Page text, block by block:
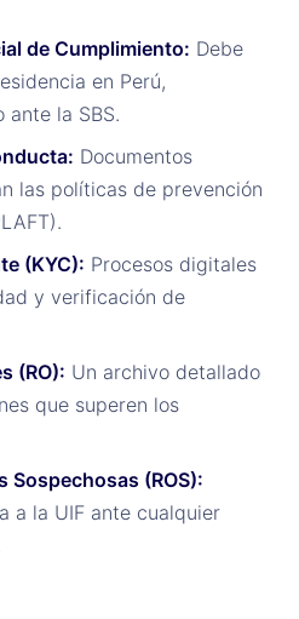
de Cumplimiento: Debe
en Perú,
la SBS.
Documentos
las políticas de prevención
(KYC): Procesos digitales
y verificación de
(RO): Un archivo detallado
que superen los
Sospechosas (ROS):
a la UIF ante cualquier